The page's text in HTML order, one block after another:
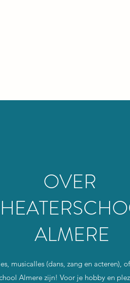
OVER
ALMERE
musicalles (dans, zang en acteren),
Almere zijn! Voor je hobby en